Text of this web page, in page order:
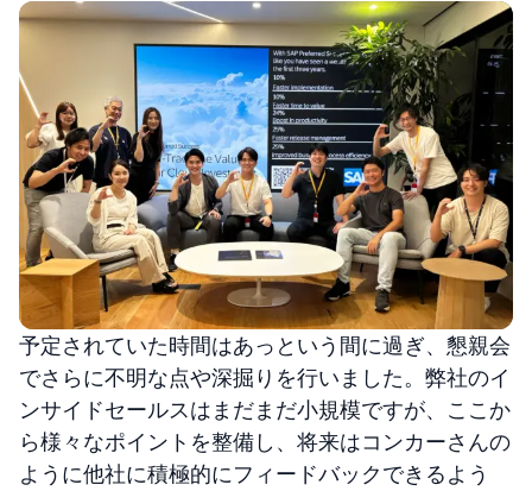
予定されていた時間はあっという間に過ぎ、懇親会
でさらに不明な点や深掘りを行いました。弊社のイ
ンサイドセールスはまだまだ小規模ですが、ここか
ら様々なポイントを整備し、将来はコンカーさんの
ように他社に積極的にフィードバックできるよう